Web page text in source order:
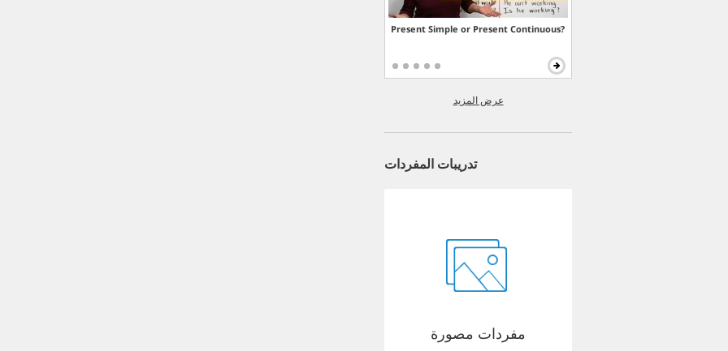
Present Simple or Present Continuous?
عرض المزيد
تدريبات المفردات
مفردات مصورة